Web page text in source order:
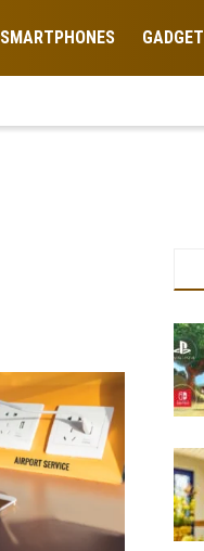
SMARTPHONES GADGET